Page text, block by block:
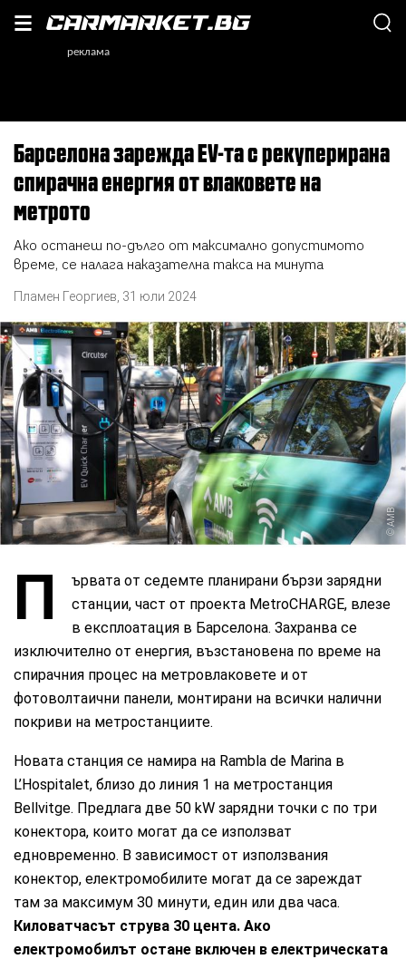
Барселона зарежда EV-та с рекуперирана
спирачна енергия от влаковете на
метрото
Ако останеш по-дълго от максимално допустимото
време, се налага наказателна такса на минута
Пламен Георгиев 31 юли 2024
AMB
П
ървата от седемте планирани бързи зарядни
станции, част от проекта MetroCHARGE, влезе
в експлоатация в Барселона. Захранва се
изключително от енергия, възстановена по време на
спирачния процес на метровлаковете и от
фотоволтаични панели, монтирани на всички налични
покриви на метростанциите.
Новата станция се намира на Rambla de Marina в
L’Hospitalet, близо до линия 1 на метростанция
Bellvitge. Предлага две 50 kW зарядни точки с по три
конектора, които могат да се използват
едновременно. В зависимост от използвания
конектор, електромобилите могат да се зареждат
там за максимум 30 минути, един или два часа.
Киловатчасът струва 30 цента. Ако
електромобилът остане включен в електрическата